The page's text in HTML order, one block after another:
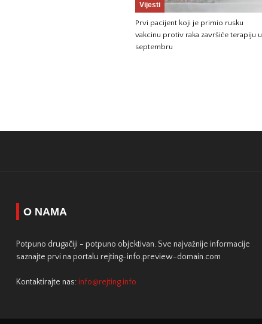
Vijesti
Prvi pacijent koji je primio rusku
vakcinu protiv raka završiće terapiju u
septembru
O NAMA
Potpuno drugačiji - potpuno objektivan. Sve najvažnije informacije
saznajte prvi na portalu rejting-info.preview-domain.com
Kontaktirajte nas: info@rejting.info